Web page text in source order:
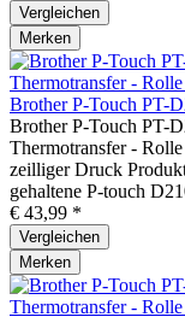
Vergleichen
Merken
Brother P-Touch PT-
Brother P-Touch PT-
Thermotransfer -
zeilliger Druck
gehaltene P-touch
€ 43,99 *
Vergleichen
Merken